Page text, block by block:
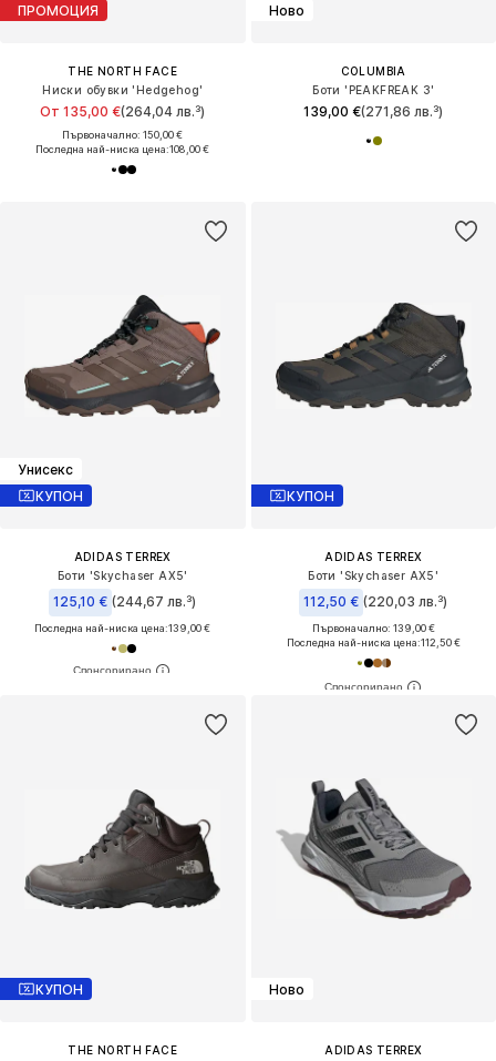
ПРОМОЦИЯ
THE NORTH FACE
Ниски обувки 'Hedgehog'
От 135,00 €(264,04 лв.³)
Първоначално: 150,00 €
Последна най-ниска цена:108,00 €
Ново
COLUMBIA
Боти 'PEAKFREAK 3'
139,00 €(271,86 лв.³)
Унисекс
КУПОН
ADIDAS TERREX
Боти 'Skychaser AX5'
125,10 € (244,67 лв.³)
Последна най-ниска цена:139,00 €
КУПОН
ADIDAS TERREX
Боти 'Skychaser AX5'
112,50 € (220,03 лв.³)
Първоначално: 139,00 €
Последна най-ниска цена:112,50 €
КУПОН
THE NORTH FACE
Ново
ADIDAS TERREX